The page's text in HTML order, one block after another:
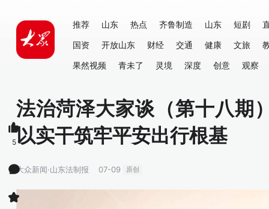
推荐 山东 热点 齐鲁制造 山东 短剧
国资
开放山东 财经 交通 健康 文旅
果然视频
青未了 灵境 深度 创意 观察
法治菏泽大家谈（第十八期
以实干筑牢平安出行根基
大众新闻·山东法制报 07-09 原创
5